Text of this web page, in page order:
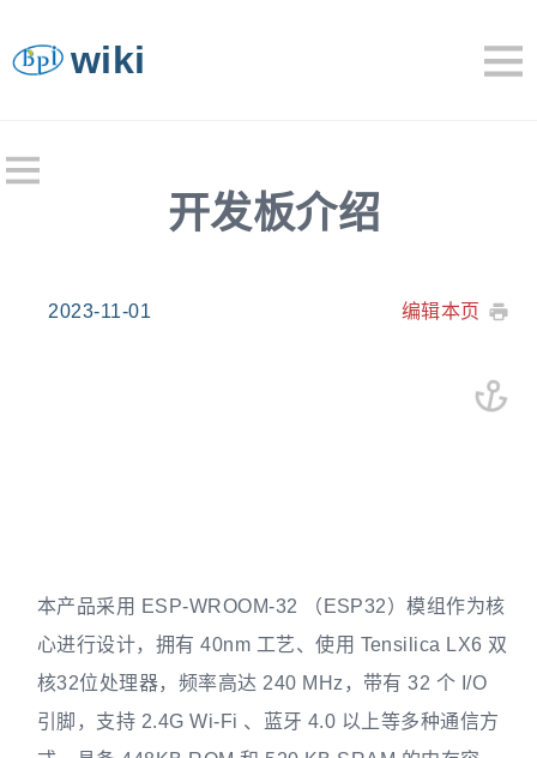
wiki
开发板介绍
2023-11-01 编辑本页
本产品采用 ESP-WROOM-32 （ESP32）模组作为核
心进行设计，拥有 40nm 工艺、使用 Tensilica LX6 双
核32位处理器，频率高达 240 MHz，带有 32 个 I/O
引脚，支持 2.4G Wi-Fi 、蓝牙 4.0 以上等多种通信方